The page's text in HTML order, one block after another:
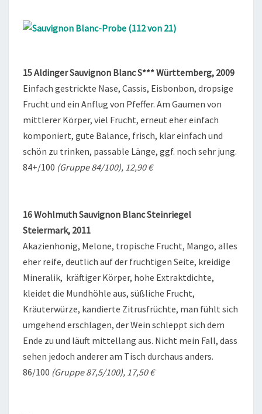
15 Aldinger Sauvignon Blanc S*** Württemberg, 2009
Einfach gestrickte Nase, Cassis, Eisbonbon, dropsige
Frucht und ein Anflug von Pfeffer. Am Gaumen von
mittlerer Körper, viel Frucht, erneut eher einfach
komponiert, gute Balance, frisch, klar einfach und
schön zu trinken, passable Länge, ggf. noch sehr jung.
84+/100 (Gruppe 84/100), 12,90 €
16 Wohlmuth Sauvignon Blanc Steinriegel
Steiermark, 2011
Akazienhonig, Melone, tropische Frucht, Mango, alles
eher reife, deutlich auf der fruchtigen Seite, kreidige
Mineralik, kräftiger Körper, hohe Extraktdichte,
kleidet die Mundhöhle aus, süßliche Frucht,
Kräuterwürze, kandierte Zitrusfrüchte, man fühlt sich
umgehend erschlagen, der Wein schleppt sich dem
Ende zu und läuft mittellang aus. Nicht mein Fall, dass
sehen jedoch anderer am Tisch durchaus anders.
86/100 (Gruppe 87,5/100), 17,50 €